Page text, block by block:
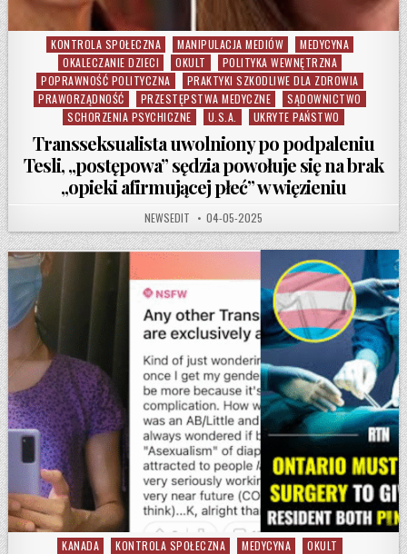
Posted in
KONTROLA SPOŁECZNA MANIPULACJA MEDIÓW
MEDYCYNA
OKALECZANIE DZIECI
OKULT
POLITYKA WEWNĘTRZNA
POPRAWNOŚĆ POLITYCZNA
PRAKTYKI SZKODLIWE DLA ZDROWIA
PRAWORZĄDNOŚĆ
PRZESTĘPSTWA MEDYCZNE
SĄDOWNICTWO
SCHORZENIA PSYCHICZNE
U.S.A. UKRYTE PAŃSTWO
Transseksualista uwolniony po podpaleniu
Tesli, „postępowa” sędzia powołuje się na brak
„opieki afirmującej płeć” w więzieniu
AUTHOR:
NEWSEDIT PUBLISHED DATE:
04-05-2025
Posted in
KANADA KONTROLA SPOŁECZNA MEDYCYNA
OKULT